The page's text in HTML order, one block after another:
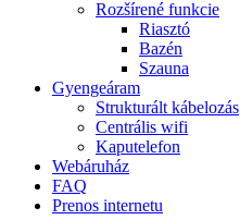
Rozšírené funkcie
Riasztó
Bazén
Szauna
Gyengeáram
Strukturált kábelozás
Centrális wifi
Kaputelefon
Webáruház
FAQ
Prenos internetu